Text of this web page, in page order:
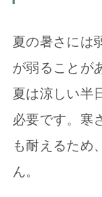
夏の暑さには
が弱ることが
夏は涼しい半
必要です。寒
も耐えるため
ん。